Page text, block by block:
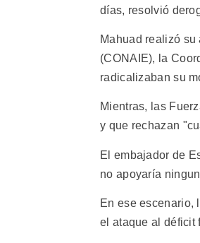
días, resolvió
Mahuad realizó
(CONAIE), la
radicalizaban su
Mientras, las
y que rechazan
El embajador de
no apoyaría
En ese escenario,
el ataque al déficit